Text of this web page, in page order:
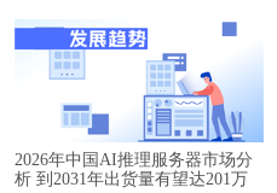
2026年中国AI推理服务器市场分
析 到2031年出货量有望达201万